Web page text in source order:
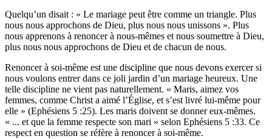
Quelqu’un disait : « Le mariage peut être comme un triangle. Plus
nous nous approchons de Dieu, plus nous nous unissons ». Plus
nous apprenons à renoncer à nous-mêmes et nous soumettre à Dieu,
plus nous nous approchons de Dieu et de chacun de nous.
Renoncer à soi-même est une discipline que nous devons exercer si
nous voulons entrer dans ce joli jardin d’un mariage heureux. Une
telle discipline ne vient pas naturellement. « Maris, aimez vos
femmes, comme Christ a aimé l’Église, et s’est livré lui-même pour
elle » (Ephésiens 5 :25). Les maris doivent se donner eux-mêmes.
« ... et que la femme respecte son mari » selon Ephésiens 5 :33. Ce
respect en question se réfère à renoncer à soi-même.